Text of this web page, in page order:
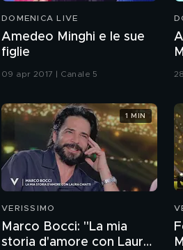
DOMENICA LIVE
Amedeo Minghi e le sue
figlie
09 apr 2017 | Canale 5
VERISSIMO
Marco Bocci: "La mia
storia d'amore con Laura
1 MIN